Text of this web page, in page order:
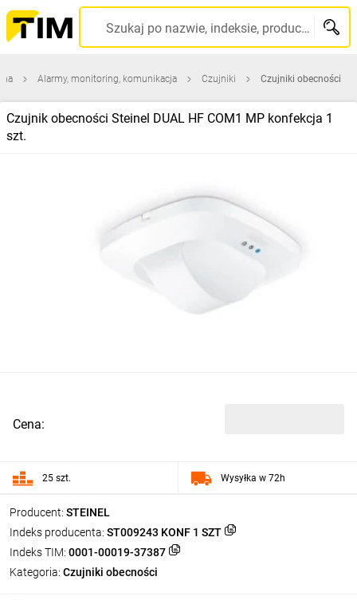
Szukaj po nazwie, indeksie, producencie, kodzie kreskowym...
Alarmy, monitoring, komunikacja Czujniki Czujniki obecności
Czujnik obecności Steinel DUAL HF COM1 MP konfekcja 1
szt.
Producent: STEINEL
Indeks producenta: ST009243 KONF 1 SZT
Indeks TIM: 0001-00019-37387
Kategoria: Czujniki obecności
Cena:
25 szt. Wysyłka w 72h